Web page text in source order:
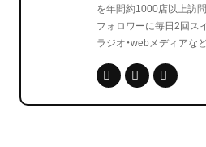
を年間約1000店以上訪
フォロワーに毎日2回ス
ラジオ・webメディアな